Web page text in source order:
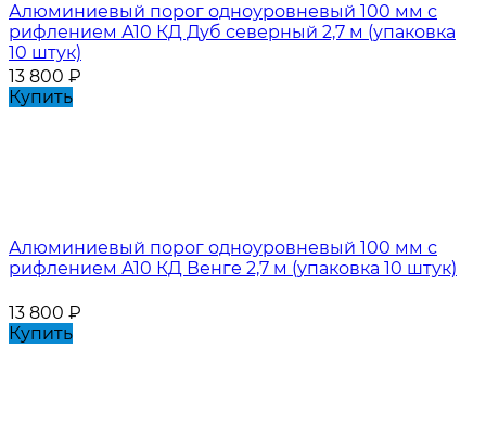
Алюминиевый порог одноуровневый 100 мм с
рифлением А10 КД Дуб северный 2,7 м (упаковка
10 штук)
13 800 ₽
Купить
Алюминиевый порог одноуровневый 100 мм с
рифлением А10 КД Венге 2,7 м (упаковка 10 штук)
13 800 ₽
Купить